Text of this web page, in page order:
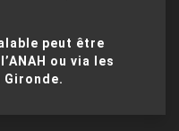
peut être
ou via les
Gironde.